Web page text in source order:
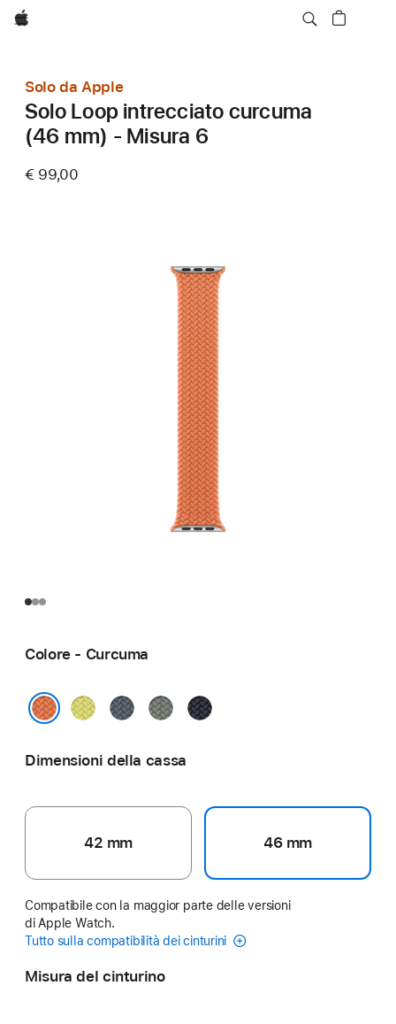
Apple
Solo da Apple
Solo Loop intrecciato curcuma
(46 mm) - Misura 6
€ 99,00
Colore - Curcuma
Giallo
Blu
GrigioverdeMezzanotte
Dimensioni della cassa
42 mm 46 mm
Compatibile con la maggior parte delle versioni
di Apple Watch.
Tutto sulla compatibilità dei cinturini
Misura del cinturino